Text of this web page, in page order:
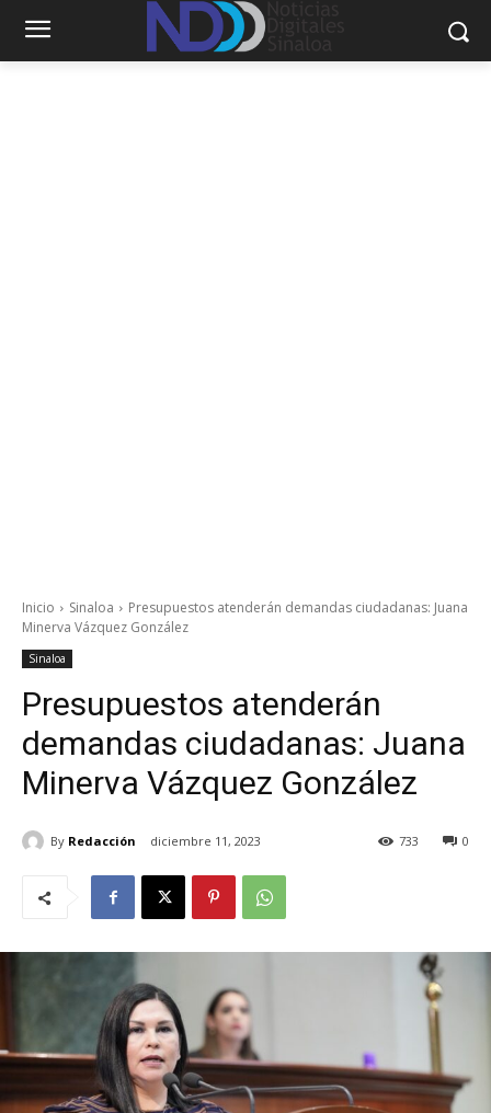
Inicio Sinaloa
Presupuestos atenderán demandas ciudadanas: Juana
Minerva Vázquez González
Sinaloa
Presupuestos atenderán
demandas ciudadanas: Juana
Minerva Vázquez González
By Redacción diciembre 11, 2023 0
733